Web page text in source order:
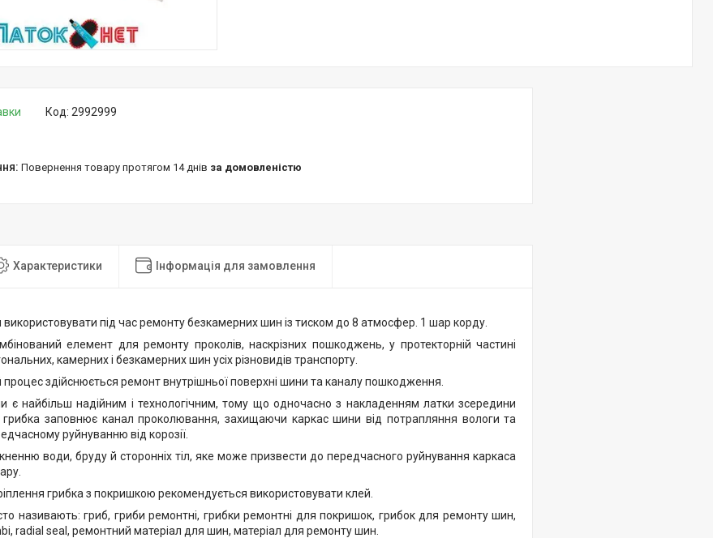
Код: 2992999
повернення товару протягом 14 днів за домовленістю
Характеристики Інформація для замовлення
під час ремонту безкамерних шин із тиском до 8 атмосфер. 1 шар корду.
елемент для ремонту проколів, наскрізних пошкоджень, у протекторній частині
камерних і безкамерних шин усіх різновидів транспорту.
здійснюється ремонт внутрішньої поверхні шини та каналу пошкодження.
є найбільш надійним і технологічним, тому що одночасно з накладенням латки зсередини
заповнює канал проколювання, захищаючи каркас шини від потрапляння вологи та
руйнуванню від корозії.
води, бруду й сторонніх тіл, яке може призвести до передчасного руйнування каркаса
грибка з покришкою рекомендується використовувати клей.
називають: гриб, гриби ремонтні, грибки ремонтні для покришок, грибок для ремонту шин,
radial seal, ремонтний матеріал для шин, матеріал для ремонту шин.